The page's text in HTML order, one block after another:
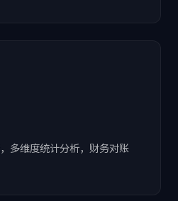
多维度统计分析，财务对账